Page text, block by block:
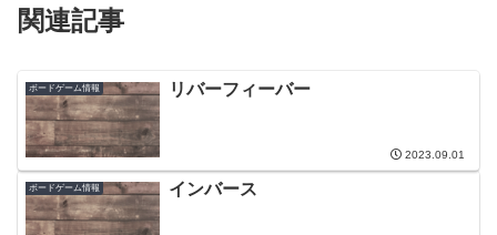
関連記事
ボードゲーム情報 リバーフィーバー
2023.09.01
ボードゲーム情報 インバース